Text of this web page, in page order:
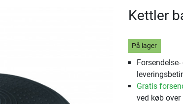
Kettler
På lager
Forsendelse-
Gratis
ved køb over